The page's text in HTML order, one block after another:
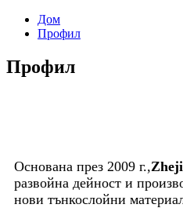
Дом
Профил
Профил
Основана през 2009 г.,
развойна дейност и
нови тънкослойни